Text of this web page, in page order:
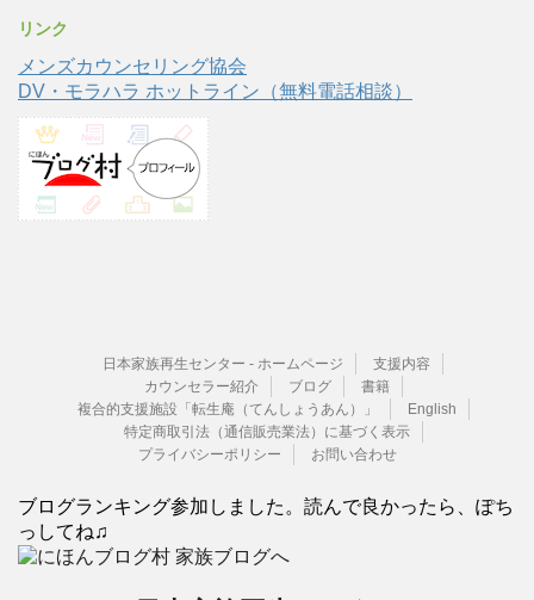
リンク
メンズカウンセリング協会
DV・モラハラ ホットライン（無料電話相談）
日本家族再生センター - ホームページ
支援内容
カウンセラー紹介
ブログ
書籍
複合的支援施設「転生庵（てんしょうあん）」
English
特定商取引法（通信販売業法）に基づく表示
プライバシーポリシー
お問い合わせ
ブログランキング参加しました。読んで良かったら、ぽち
っしてね♫